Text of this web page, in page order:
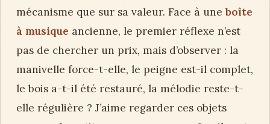
mécanisme que sur sa valeur. Face à uneboîte
à musique ancienne, le premier réflexe n’est
pas de chercher un prix, mais d’observer : la
manivelle force-t-elle, le peigne est-il complet,
le bois a-t-il été restauré, la mélodie reste-t-
elle régulière ? J’aime regarder ces objets